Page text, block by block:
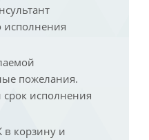
исполнения
пожелания.
срок исполнения
корзину и